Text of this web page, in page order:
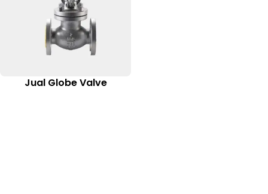
Jual Globe Valve